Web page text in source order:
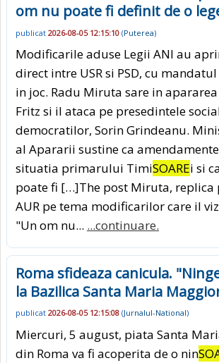
om nu poate fi definit de o
publicat 2026-08-05 12:15:10 (Puterea)
Modificarile aduse Legii ANI au
direct intre USR si PSD, cu
in joc. Radu Miruta sare in
Fritz si il ataca pe presedintele
democratilor, Sorin Grindeanu.
al Apararii sustine ca
situatia primarului TimiSOAREi si
poate fi […]The post Miruta, replica
AUR pe tema modificarilor care il
"Un om nu... ...continuare.
Roma sfideaza canicula.
la Bazilica Santa Maria
publicat 2026-08-05 12:15:08 (Jurnalul-National)
Miercuri, 5 august, piata Santa
din Roma va fi acoperita de o nin